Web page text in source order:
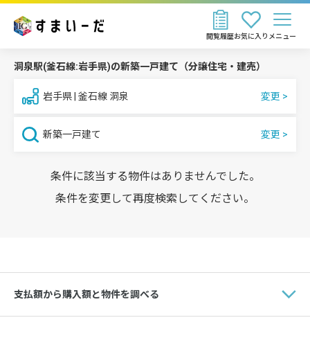
お気に入り
閲覧履歴 メニュー
洞泉駅(釜石線:岩手県)の新築一戸建て（分譲住宅・建売）
岩手県 | 釜石線 洞泉
新築一戸建て
条件に該当する物件はありませんでした。
条件を変更して再度検索してください。
支払額から購入額と物件を調べる